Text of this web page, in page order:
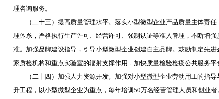
理咨询服务。
（二十三）提高质量管理水平。落实小型微型企业产品质量主体责任
理体系，严格执行生产许可、经营许可、强制认证等准入管理，不断增
准。加强品牌建设指导，引导小型微型企业创建自主品牌。鼓励制定先
家质检机构和重点实验室的辐射支撑作用，加快质量检验检疫公共服务平
（二十四）加强人力资源开发。加强对小型微型企业劳动用工的指导
升工程，以小型微型企业为重点，每年培训 50万名经营管理人员和创业